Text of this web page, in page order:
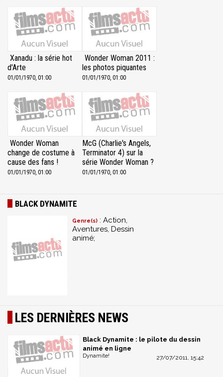
Xanadu : la série hot
d'Arte
01/01/1970, 01:00
Wonder Woman 2011 :
les photos piquantes
01/01/1970, 01:00
Wonder Woman
change de costume à
cause des fans !
01/01/1970, 01:00
McG (Charlie's Angels,
Terminator 4) sur la
série Wonder Woman ?
01/01/1970, 01:00
BLACK DYNAMITE
Genre(s) : Action,
Aventures, Dessin
animé;
LES DERNIÈRES NEWS
Black Dynamite : le pilote du dessin
animé en ligne
27/07/2011, 15:42
Dynamite!